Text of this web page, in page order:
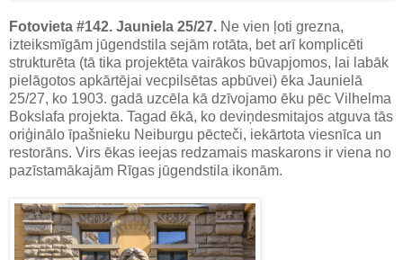
Fotovieta #142. Jauniela 25/27. Ne vien ļoti grezna,
izteiksmīgām jūgendstila sejām rotāta, bet arī komplicēti
strukturēta (tā tika projektēta vairākos būvapjomos, lai labāk
pielāgotos apkārtējai vecpilsētas apbūvei) ēka Jaunielā
25/27, ko 1903. gadā uzcēla kā dzīvojamo ēku pēc Vilhelma
Bokslafa projekta. Tagad ēkā, ko deviņdesmitajos atguva tās
oriģinālo īpašnieku Neiburgu pēcteči, iekārtota viesnīca un
restorāns. Virs ēkas ieejas redzamais maskarons ir viena no
pazīstamākajām Rīgas jūgendstila ikonām.